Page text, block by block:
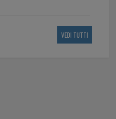
VEDI TUTTI